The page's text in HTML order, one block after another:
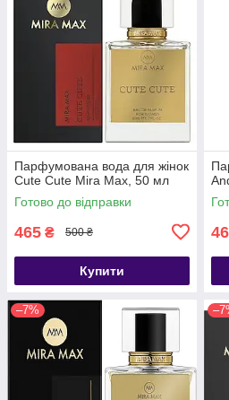
Парфумована вода для жінок
Cute Cute Mira Max, 50 мл
Готово до відправки
465 ₴ 500 ₴
Купити
–7%